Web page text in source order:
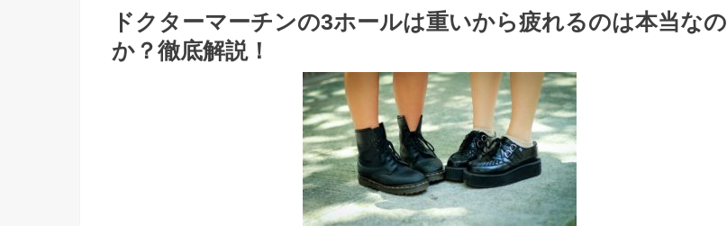
ドクターマーチンの3ホールは重いから疲れるのは本当なの
か？徹底解説！